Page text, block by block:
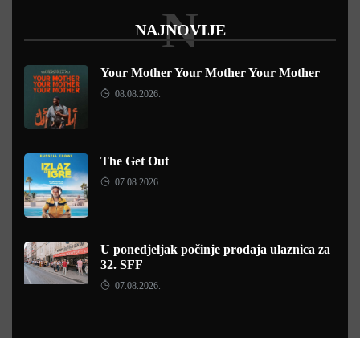
NAJNOVIJE
N
Your Mother Your Mother Your Mother
08.08.2026.
The Get Out
07.08.2026.
U ponedjeljak počinje prodaja ulaznica za
32. SFF
07.08.2026.